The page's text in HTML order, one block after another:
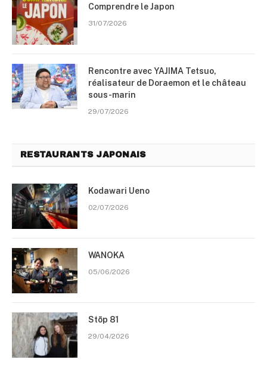
Comprendre le Japon
31/07/2026
Rencontre avec YAJIMA Tetsuo,
réalisateur de Doraemon et le château
sous-marin
29/07/2026
RESTAURANTS JAPONAIS
Kodawari Ueno
02/07/2026
WANOKA
05/06/2026
Stōp 81
29/04/2026